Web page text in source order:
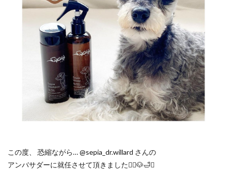
この度、 恐縮ながら… @sepia_dr.willard さんの
アンバサダーに就任させて頂きました🙇‍♀️🐶🛁✨